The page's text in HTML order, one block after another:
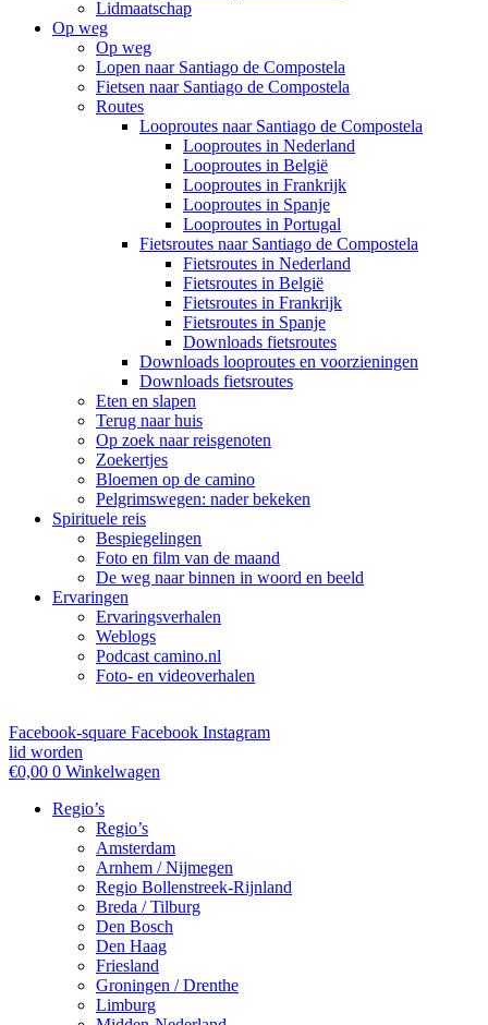
Lidmaatschap
Op weg
Op weg
Lopen naar Santiago de Compostela
Fietsen naar Santiago de Compostela
Routes
Looproutes naar Santiago de Compostela
Looproutes in Nederland
Looproutes in België
Looproutes in Frankrijk
Looproutes in Spanje
Looproutes in Portugal
Fietsroutes naar Santiago de Compostela
Fietsroutes in Nederland
Fietsroutes in België
Fietsroutes in Frankrijk
Fietsroutes in Spanje
Downloads fietsroutes
Downloads looproutes en voorzieningen
Downloads fietsroutes
Eten en slapen
Terug naar huis
Op zoek naar reisgenoten
Zoekertjes
Bloemen op de camino
Pelgrimswegen: nader bekeken
Spirituele reis
Bespiegelingen
Foto en film van de maand
De weg naar binnen in woord en beeld
Ervaringen
Ervaringsverhalen
Weblogs
Podcast camino.nl
Foto- en videoverhalen
Facebook-square Facebook Instagram
lid worden
€0,00 0 Winkelwagen
Regio’s
Regio’s
Amsterdam
Arnhem / Nijmegen
Regio Bollenstreek-Rijnland
Breda / Tilburg
Den Bosch
Den Haag
Friesland
Groningen / Drenthe
Limburg